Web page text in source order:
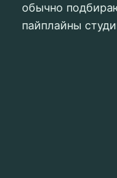
обычно
пайплайны